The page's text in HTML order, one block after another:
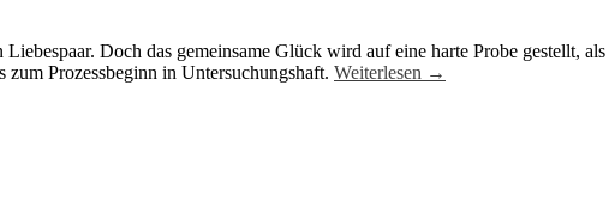
Doch das gemeinsame Glück wird auf eine harte Probe gestellt, als
Prozessbeginn in Untersuchungshaft. Weiterlesen →